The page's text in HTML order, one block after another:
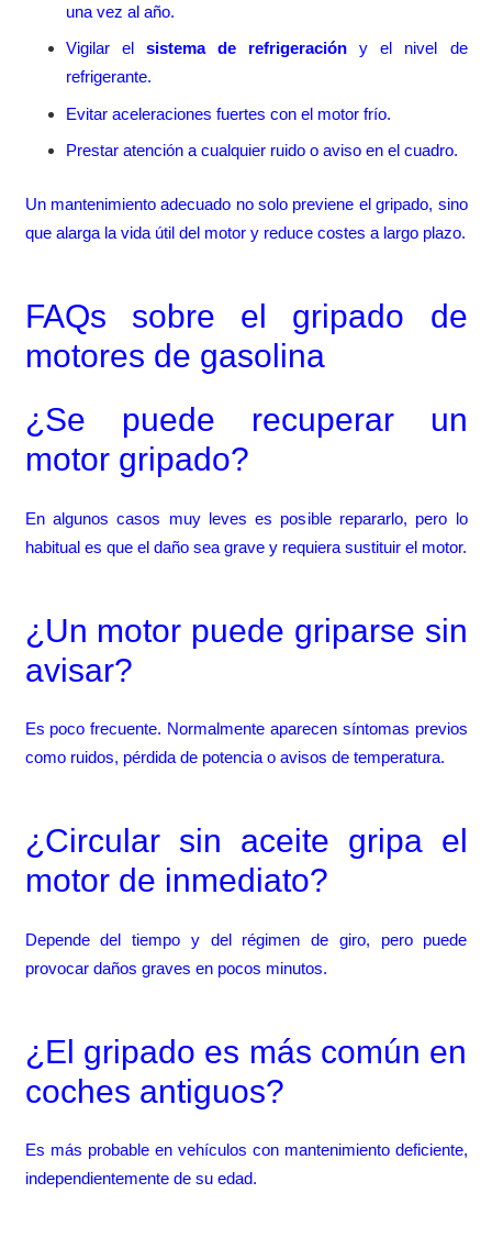
una vez al año.
Vigilar elsistema de refrigeración y el nivel de
refrigerante.
Evitar aceleraciones fuertes con el motor frío.
Prestar atención a cualquier ruido o aviso en el cuadro.
Un mantenimiento adecuado no solo previene el gripado, sino
que alarga la vida útil del motor y reduce costes a largo plazo.
FAQs sobre el gripado de
motores de gasolina
¿Se puede recuperar un
motor gripado?
En algunos casos muy leves es posible repararlo, pero lo
habitual es que el daño sea grave y requiera sustituir el motor.
¿Un motor puede griparse sin
avisar?
Es poco frecuente. Normalmente aparecen síntomas previos
como ruidos, pérdida de potencia o avisos de temperatura.
¿Circular sin aceite gripa el
motor de inmediato?
Depende del tiempo y del régimen de giro, pero puede
provocar daños graves en pocos minutos.
¿El gripado es más común en
coches antiguos?
Es más probable en vehículos con mantenimiento deficiente,
independientemente de su edad.